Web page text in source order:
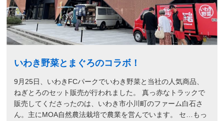
いわき野菜とまぐろのコラボ！
9月25日、いわきFCパークでいわき野菜と当社の人気商品、
ねぎとろのセット販売が行われました。 真っ赤なトラックで
販売してくださったのは、いわき市小川町のファーム白石さ
ん。主にMOA自然農法栽培で農業を営んでいます。 セ…もっ